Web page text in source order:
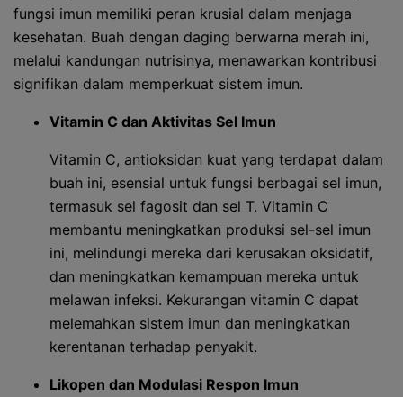
fungsi imun memiliki peran krusial dalam menjaga
kesehatan. Buah dengan daging berwarna merah ini,
melalui kandungan nutrisinya, menawarkan kontribusi
signifikan dalam memperkuat sistem imun.
Vitamin C dan Aktivitas Sel Imun
Vitamin C, antioksidan kuat yang terdapat dalam
buah ini, esensial untuk fungsi berbagai sel imun,
termasuk sel fagosit dan sel T. Vitamin C
membantu meningkatkan produksi sel-sel imun
ini, melindungi mereka dari kerusakan oksidatif,
dan meningkatkan kemampuan mereka untuk
melawan infeksi. Kekurangan vitamin C dapat
melemahkan sistem imun dan meningkatkan
kerentanan terhadap penyakit.
Likopen dan Modulasi Respon Imun